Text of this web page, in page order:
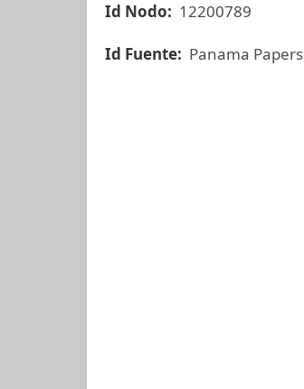
Id Nodo: 12200789
Id Fuente: Panama Papers